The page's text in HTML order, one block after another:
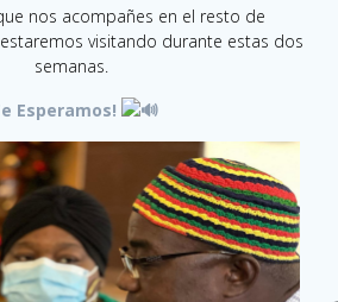
nos acompañes en el resto de
visitando durante estas dos
semanas.
Esperamos!